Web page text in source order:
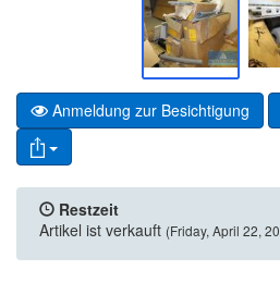
Anmeldung zur Besichtigung
Restzeit
Artikel ist verkauft (Friday, April 22,